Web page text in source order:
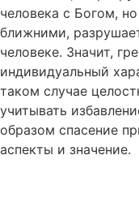
человека с Богом,
ближними,
человеке. Значит,
индивидуальный
таком случае
учитывать
образом спасение
аспекты и значение.